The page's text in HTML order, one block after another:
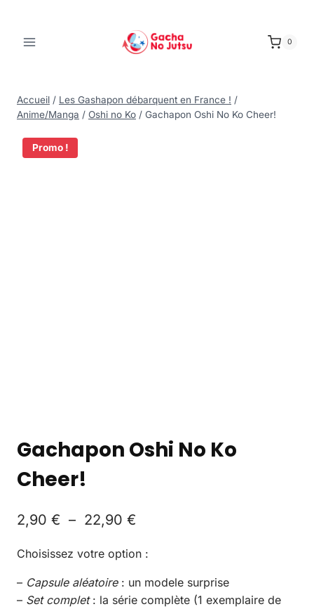
0
Accueil / Les Gashapon débarquent en France ! /
Anime/Manga / Oshi no Ko / Gachapon Oshi No Ko Cheer!
Promo !
Gachapon Oshi No Ko
Cheer!
2,90 € – 22,90 €
Choisissez votre option :
– Capsule aléatoire: un modele surprise
– Set complet: la série complète (1 exemplaire de